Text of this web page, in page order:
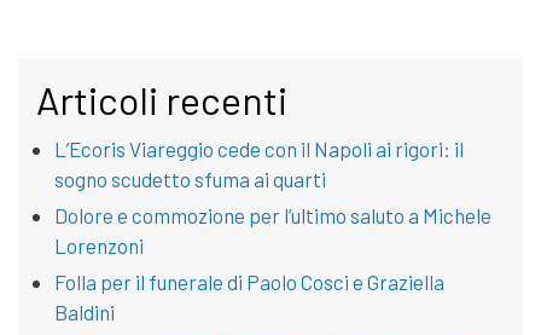
Articoli recenti
L’Ecoris Viareggio cede con il Napoli ai rigori: il
sogno scudetto sfuma ai quarti
Dolore e commozione per l’ultimo saluto a Michele
Lorenzoni
Folla per il funerale di Paolo Cosci e Graziella
Baldini